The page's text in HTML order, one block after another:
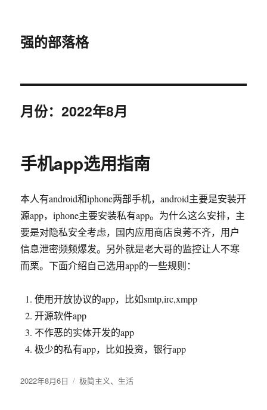
强的部落格
月份：2022年8月
手机app选用指南
本人有android和iphone两部手机，android主要是安装开
源app，iphone主要安装私有app。为什么这么安排，主
要是对隐私安全考虑，国内应用商店良莠不齐，用户
信息泄密频频爆发。另外就是老大哥的监控让人不寒
而栗。下面介绍自己选用app的一些规则：
使用开放协议的app，比如smtp,irc,xmpp
开源软件app
不作恶的实体开发的app
极少的私有app，比如投资，银行app
发
2022年8月6日
分
极简主义、 生活